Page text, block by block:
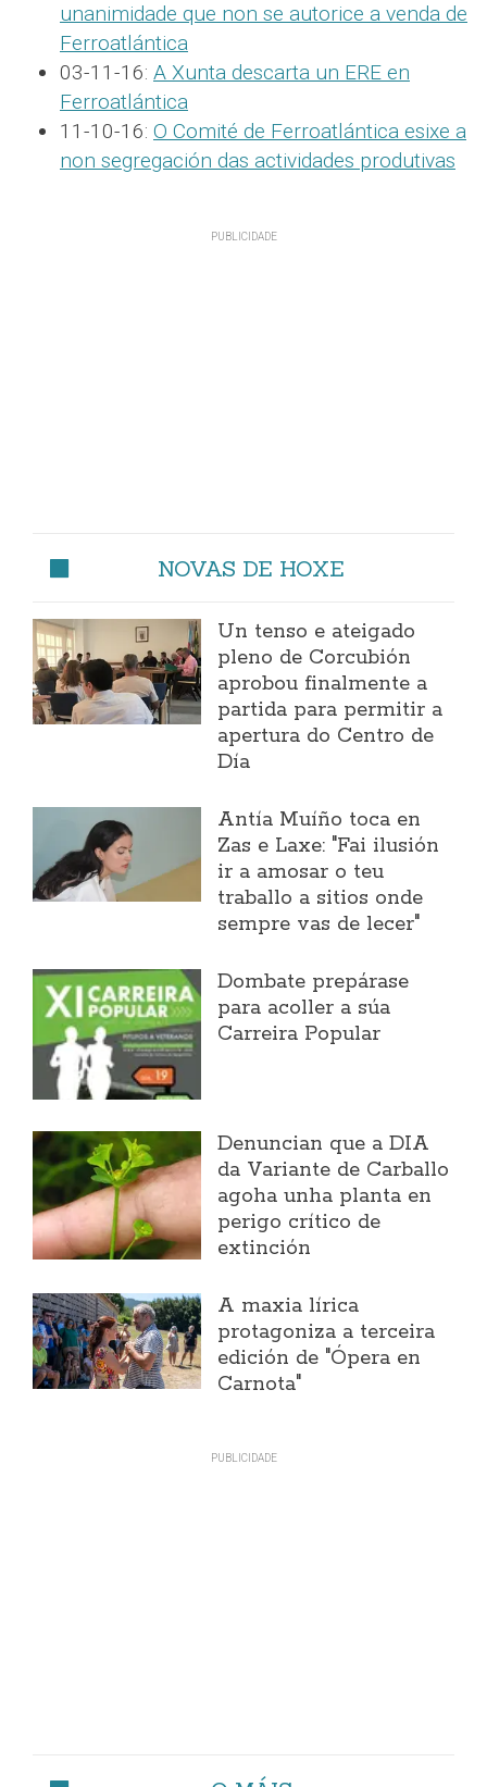
unanimidade que non se autorice a venda de
Ferroatlántica
03-11-16: A Xunta descarta un ERE en
Ferroatlántica
11-10-16: O Comité de Ferroatlántica esixe a
non segregación das actividades produtivas
NOVAS DE HOXE
Un tenso e ateigado
pleno de Corcubión
aprobou finalmente a
partida para permitir a
apertura do Centro de
Día
Antía Muíño toca en
Zas e Laxe: "Fai ilusión
ir a amosar o teu
traballo a sitios onde
sempre vas de lecer"
Dombate prepárase
para acoller a súa
Carreira Popular
Denuncian que a DIA
da Variante de Carballo
agoha unha planta en
perigo crítico de
extinción
A maxia lírica
protagoniza a terceira
edición de "Ópera en
Carnota"